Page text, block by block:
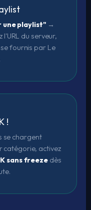
une playlist" →
l'URL du serveur,
fournis par Le
!
se chargent
catégorie, activez
sans freezedès